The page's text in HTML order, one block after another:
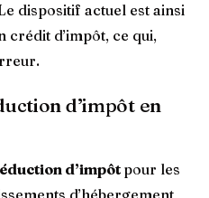
dispositif actuel est ainsi
crédit d’impôt, ce qui,
d’impôt en
d’impôtpour les